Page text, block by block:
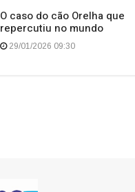
O caso do cão Orelha que
repercutiu no mundo
29/01/2026 09:30